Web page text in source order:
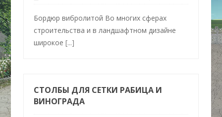
Бордюр вибролитой Во многих сферах
строительства и в ландшафтном дизайне
широкое[...]
СТОЛБЫ ДЛЯ СЕТКИ РАБИЦА И
ВИНОГРАДА